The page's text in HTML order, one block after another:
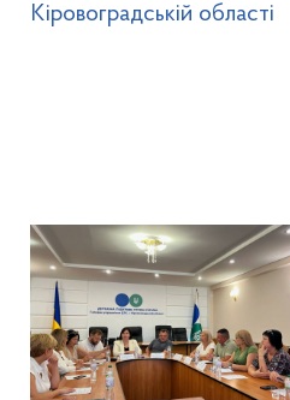
Кіровоградській області